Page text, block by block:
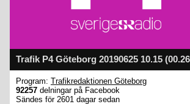
Trafik P4 Göteborg 20190625 10.15
Program: Trafikredaktionen Göteborg
92257 delningar på Facebook
Sändes för 2601 dagar sedan